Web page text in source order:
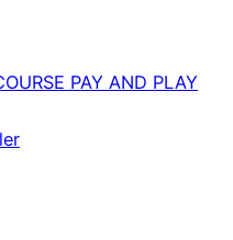
PAY AND PLAY